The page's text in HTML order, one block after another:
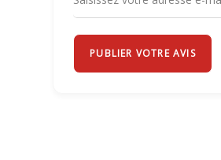
PUBLIER VOTRE AVIS